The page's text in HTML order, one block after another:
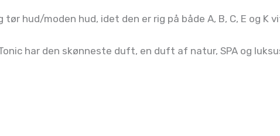
hud/moden hud, idet den er rig på både A, B, C, E og K
har den skønneste duft, en duft af natur, SPA og